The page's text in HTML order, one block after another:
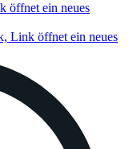
öffnet ein neues
Link öffnet ein neues